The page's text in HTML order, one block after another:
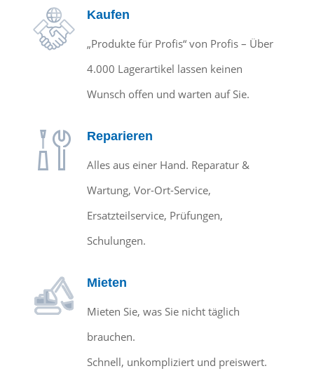
Kaufen
„Produkte für Profis“ von Profis – Über
4.000 Lagerartikel lassen keinen
Wunsch offen und warten auf Sie.
Reparieren
Alles aus einer Hand. Reparatur &
Wartung, Vor-Ort-Service,
Ersatzteilservice, Prüfungen,
Schulungen.
Mieten
Mieten Sie, was Sie nicht täglich
brauchen.
Schnell, unkompliziert und preiswert.